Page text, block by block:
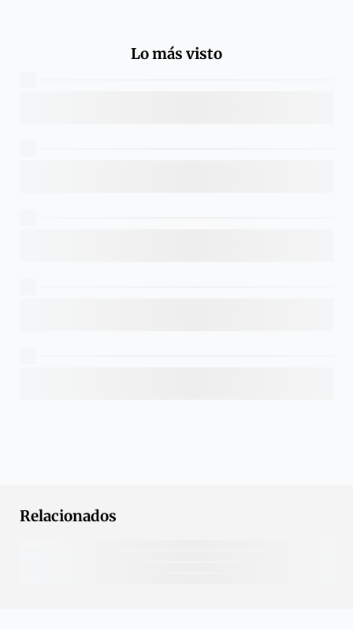
Lo más visto
Relacionados